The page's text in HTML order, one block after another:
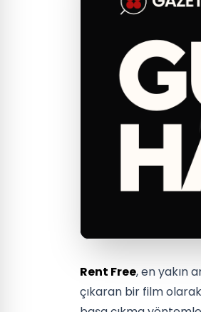
Rent Free, en yakın
çıkaran bir film olarak